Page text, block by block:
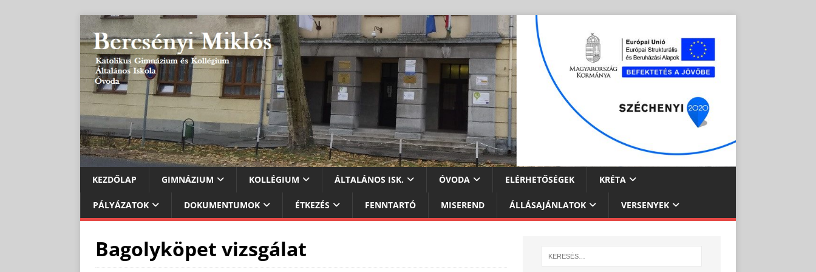
KEZDŐLAP GIMNÁZIUM KOLLÉGIUM ÁLTALÁNOS ISK. ÓVODA ELÉRHETŐSÉGEK KRÉTA
PÁLYÁZATOK DOKUMENTUMOK ÉTKEZÉS FENNTARTÓ MISEREND ÁLLÁSAJÁNLATOK VERSENYEK
Bagolyköpet vizsgálat